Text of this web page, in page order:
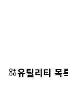
유틸리티 목